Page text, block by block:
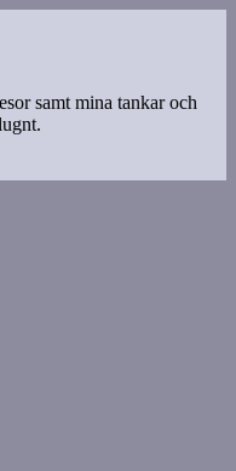
samt mina tankar och